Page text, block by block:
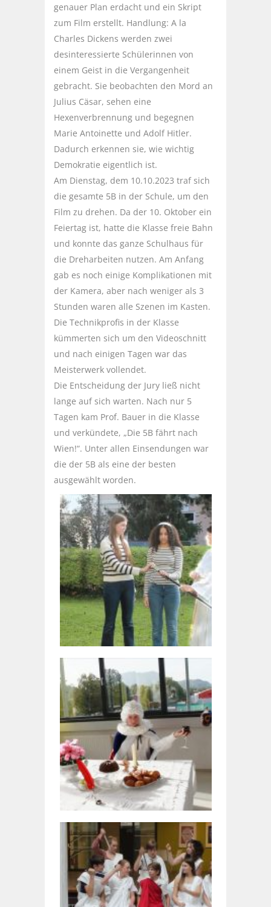
genauer Plan erdacht und ein Skript
zum Film erstellt. Handlung: A la
Charles Dickens werden zwei
desinteressierte Schülerinnen von
einem Geist in die Vergangenheit
gebracht. Sie beobachten den Mord an
Julius Cäsar, sehen eine
Hexenverbrennung und begegnen
Marie Antoinette und Adolf Hitler.
Dadurch erkennen sie, wie wichtig
Demokratie eigentlich ist.
Am Dienstag, dem 10.10.2023 traf sich
die gesamte 5B in der Schule, um den
Film zu drehen. Da der 10. Oktober ein
Feiertag ist, hatte die Klasse freie Bahn
und konnte das ganze Schulhaus für
die Dreharbeiten nutzen. Am Anfang
gab es noch einige Komplikationen mit
der Kamera, aber nach weniger als 3
Stunden waren alle Szenen im Kasten.
Die Technikprofis in der Klasse
kümmerten sich um den Videoschnitt
und nach einigen Tagen war das
Meisterwerk vollendet.
Die Entscheidung der Jury ließ nicht
lange auf sich warten. Nach nur 5
Tagen kam Prof. Bauer in die Klasse
und verkündete, „Die 5B fährt nach
Wien!“. Unter allen Einsendungen war
die der 5B als eine der besten
ausgewählt worden.